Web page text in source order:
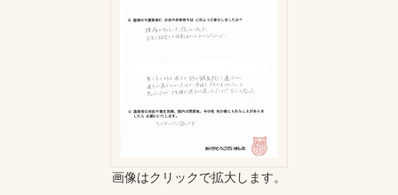
画像はクリックで拡大します。